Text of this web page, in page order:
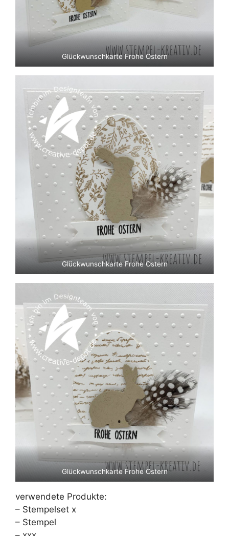
Glückwunschkarte Frohe Ostern
Glückwunschkarte Frohe Ostern
Glückwunschkarte Frohe Ostern
verwendete Produkte:
– Stempelset x
– Stempel